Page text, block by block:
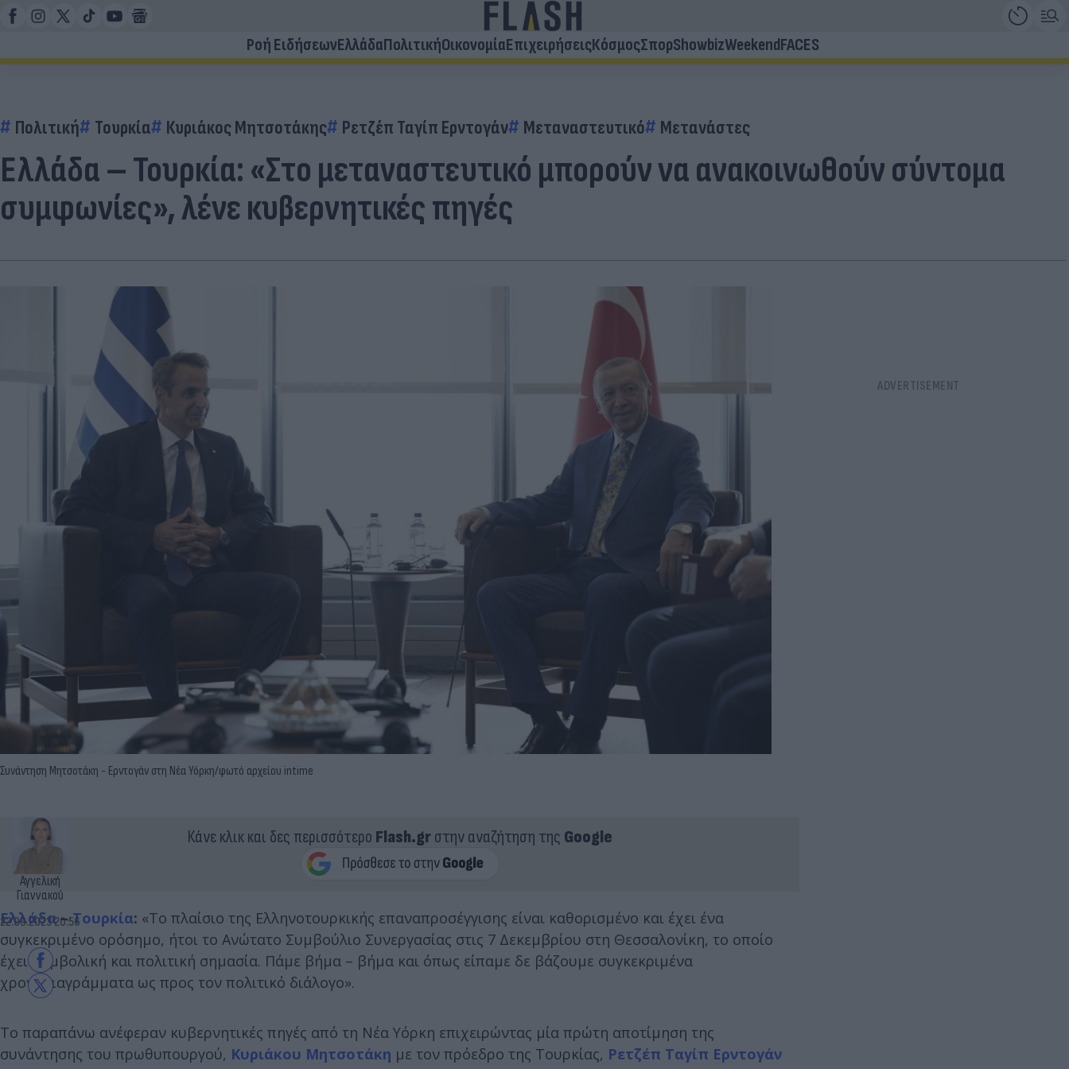
Ροή ΕιδήσεωνΕλλάδαΠολιτικήΟικονομίαΕπιχειρήσειςΚόσμοςΣπορShowbizWeekendFACES
Πολιτική Τουρκία Κυριάκος Μητσοτάκης Ρετζέπ Ταγίπ Ερντογάν Μεταναστευτικό Μετανάστες
Ελλάδα – Τουρκία: «Στο μεταναστευτικό μπορούν να ανακοινωθούν σύντομα
συμφωνίες», λένε κυβερνητικές πηγές
Συνάντηση Μητσοτάκη - Ερντογάν στη Νέα Υόρκη/φωτό αρχείου intime
Αγγελική
Γιαννακού
22.09.2023 20:56
Κάνε κλικ και δες περισσότερο Flash.grστην αναζήτηση της Google
Ελλάδα–Τουρκία: «Το πλαίσιο της Ελληνοτουρκικής επαναπροσέγγισης είναι καθορισμένο και έχει ένα
συγκεκριμένο ορόσημο, ήτοι το Ανώτατο Συμβούλιο Συνεργασίας στις 7 Δεκεμβρίου στη Θεσσαλονίκη, το οποίο
έχει συμβολική και πολιτική σημασία. Πάμε βήμα – βήμα και όπως είπαμε δε βάζουμε συγκεκριμένα
χρονοδιαγράμματα ως προς τον πολιτικό διάλογο».
Το παραπάνω ανέφεραν κυβερνητικές πηγές από τη Νέα Υόρκη επιχειρώντας μία πρώτη αποτίμηση της
συνάντησης του πρωθυπουργού, Κυριάκου Μητσοτάκη με τον πρόεδρο της Τουρκίας, Ρετζέπ Ταγίπ Ερντογάν